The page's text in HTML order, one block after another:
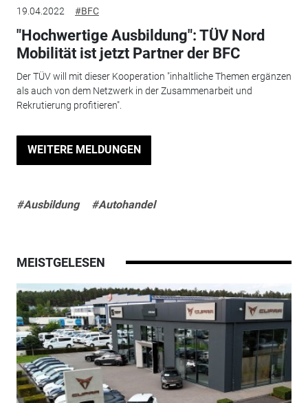
19.04.2022 #BFC
"Hochwertige Ausbildung": TÜV Nord
Mobilität ist jetzt Partner der BFC
Der TÜV will mit dieser Kooperation "inhaltliche Themen ergänzen
als auch von dem Netzwerk in der Zusammenarbeit und
Rekrutierung profitieren".
WEITERE MELDUNGEN
#Ausbildung #Autohandel
MEISTGELESEN